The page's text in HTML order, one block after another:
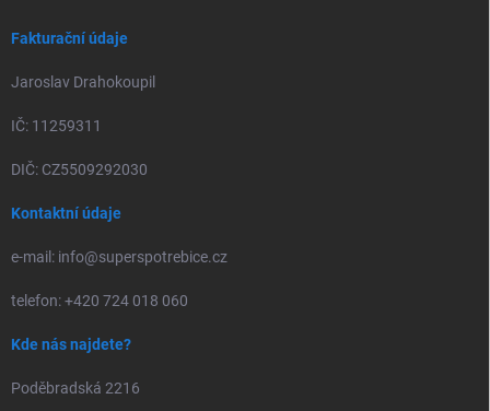
Fakturační údaje
Jaroslav Drahokoupil
IČ: 11259311
DIČ: CZ5509292030
Kontaktní údaje
e-mail: info@superspotrebice.cz
telefon: +420 724 018 060
Kde nás najdete?
Poděbradská 2216